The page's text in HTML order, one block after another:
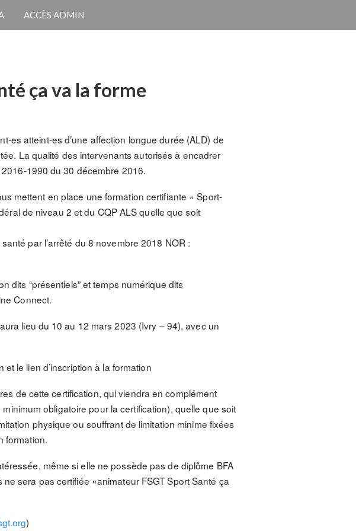
ACCÈS ADMIN
ça va la forme
es atteint-es d’une affection longue durée (ALD) de
La qualité des intervenants autorisés à encadrer
1990 du 30 décembre 2016.
mettent en place une formation certifiante « Sport-
de niveau 2 et du CQP ALS quelle que soit
par l’arrêté du 8 novembre 2018 NOR :
dits “présentiels” et temps numérique dits
Connect.
lieu du 10 au 12 mars 2023 (Ivry – 94), avec un
le lien d’inscription à la formation
de cette certification, qui viendra en complément
obligatoire pour la certification), quelle que soit
physique ou souffrant de limitation minime fixées
formation.
même si elle ne possède pas de diplôme BFA
sera pas certifiée «animateur FSGT Sport Santé ça
)